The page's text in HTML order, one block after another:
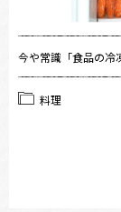
今や常識「食品の冷
料理